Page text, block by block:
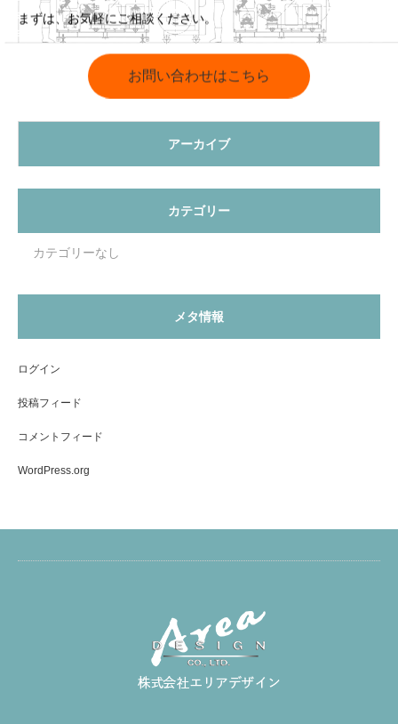
まずは、お気軽にご相談ください。
お問い合わせはこちら
アーカイブ
カテゴリー
カテゴリーなし
メタ情報
ログイン
投稿フィード
コメントフィード
WordPress.org